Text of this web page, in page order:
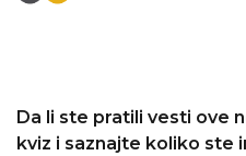
Da li ste pratili vesti ove
kviz i saznajte koliko ste